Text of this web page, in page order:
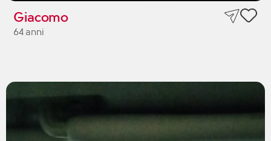
Giacomo
64 anni